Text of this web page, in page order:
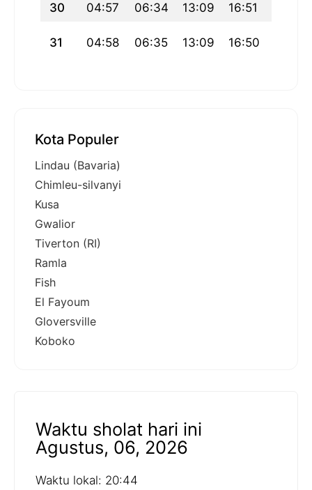
30 04:57 06:34 13:09 16:51
31 04:58 06:35 13:09 16:50
Kota Populer
Lindau (Bavaria)
Chimleu-silvanyi
Kusa
Gwalior
Tiverton (RI)
Ramla
Fish
El Fayoum
Gloversville
Koboko
Waktu sholat hari ini
Agustus, 06, 2026
Waktu lokal: 20:44